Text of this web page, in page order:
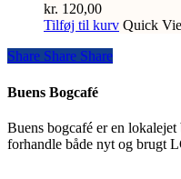
kr. 120,00
Tilføj til kurv Quick
Share
Share Share Share
Buens Bogcafé
Buens bogcafé er en
forhandle både nyt og brugt